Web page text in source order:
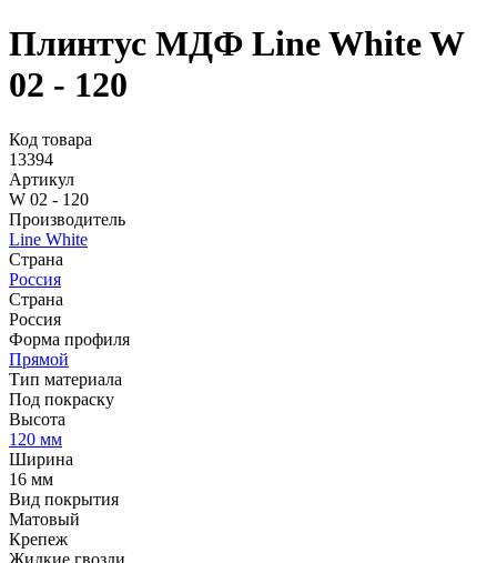
Плинтус МДФ Line White W
02 - 120
Код товара
13394
Артикул
W 02 - 120
Производитель
Line White
Страна
Россия
Страна
Россия
Форма профиля
Прямой
Тип материала
Под покраску
Высота
120 мм
Ширина
16 мм
Вид покрытия
Матовый
Крепеж
Жидкие гвозди